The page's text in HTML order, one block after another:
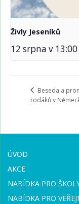
Živly Jeseníků
12 srpna v 13:00
Beseda a
rodáků v
ÚVOD
AKCE
NABÍDKA PRO
NABÍDKA PRO